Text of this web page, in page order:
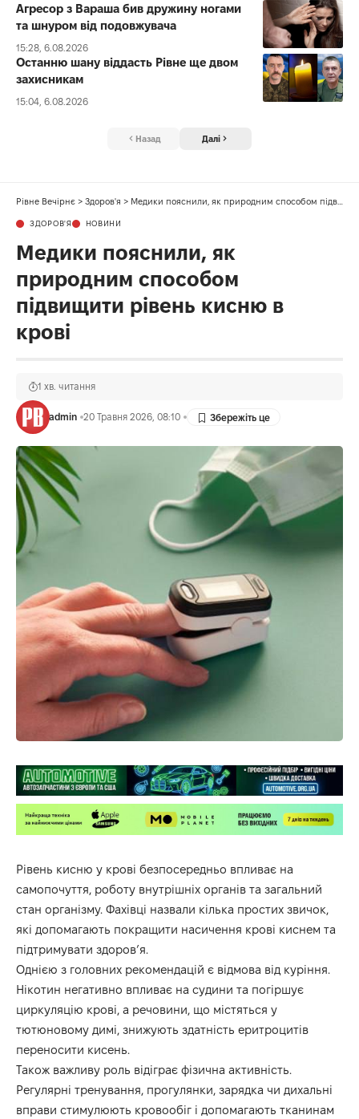
Агресор з Вараша бив дружину ногами
та шнуром від подовжувача
15:28, 6.08.2026
Останню шану віддасть Рівне ще двом
захисникам
15:04, 6.08.2026
Назад Далі
Рівне Вечірнє > Здоров'я > Медики пояснили, як природним способом підвищити рівень кисню в крові
ЗДОРОВ'Я НОВИНИ
Медики пояснили, як
природним способом
підвищити рівень кисню в
крові
admin 20 Травня 2026, 08:10
1 хв. читання
Рівень кисню у крові безпосередньо впливає на
самопочуття, роботу внутрішніх органів та загальний
стан організму. Фахівці назвали кілька простих звичок,
які допомагають покращити насичення крові киснем та
підтримувати здоров’я.
Однією з головних рекомендацій є відмова від куріння.
Нікотин негативно впливає на судини та погіршує
циркуляцію крові, а речовини, що містяться у
тютюновому димі, знижують здатність еритроцитів
переносити кисень.
Також важливу роль відіграє фізична активність.
Регулярні тренування, прогулянки, зарядка чи дихальні
вправи стимулюють кровообіг і допомагають тканинам